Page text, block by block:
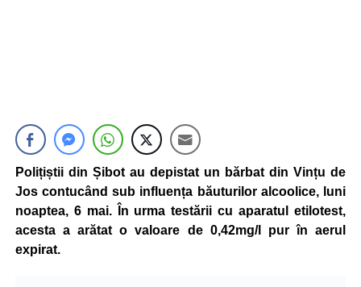
Polițiștii din Șibot au depistat un bărbat din Vințu de
Jos contucând sub influența băuturilor alcoolice, luni
noaptea, 6 mai. În urma testării cu aparatul etilotest,
acesta a arătat o valoare de 0,42mg/l pur în aerul
expirat.